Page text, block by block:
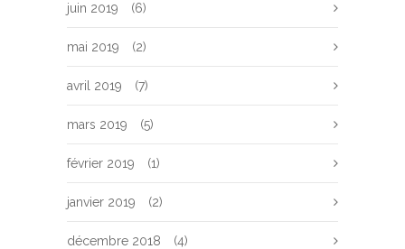
juin 2019 (6)
mai 2019 (2)
avril 2019 (7)
mars 2019 (5)
février 2019 (1)
janvier 2019 (2)
décembre 2018 (4)